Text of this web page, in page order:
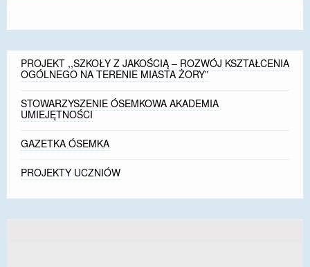
PROJEKT ,,SZKOŁY Z JAKOŚCIĄ – ROZWÓJ KSZTAŁCENIA
OGÓLNEGO NA TERENIE MIASTA ŻORY”
STOWARZYSZENIE ÓSEMKOWA AKADEMIA
UMIEJĘTNOŚCI
GAZETKA ÓSEMKA
PROJEKTY UCZNIÓW